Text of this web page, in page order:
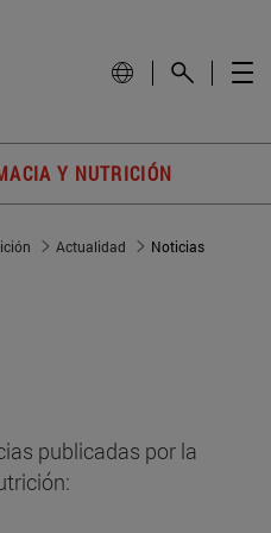
Y NUTRICIÓN
Actualidad Noticias
publicadas por la